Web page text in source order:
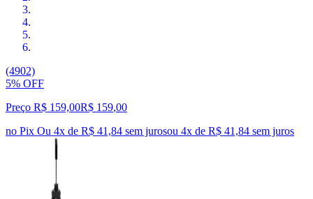
(4902)
5% OFF
Preço R$ 159,00R$ 159,00
no Pix Ou 4x de R$ 41,84 sem jurosou 4x de R$ 41,84 sem juros